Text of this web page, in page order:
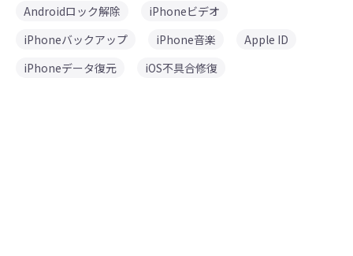
Androidロック解除
iPhoneビデオ
iPhoneバックアップ
iPhone音楽
Apple ID
iPhoneデータ復元
iOS不具合修復